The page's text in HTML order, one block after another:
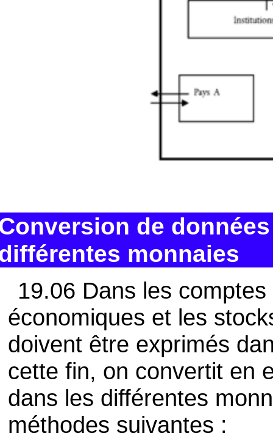
de
monnaies
19.06 Dans les
économiques et les
doivent être exprimés
cette fin, on convertit en
dans les différentes
méthodes suivantes :